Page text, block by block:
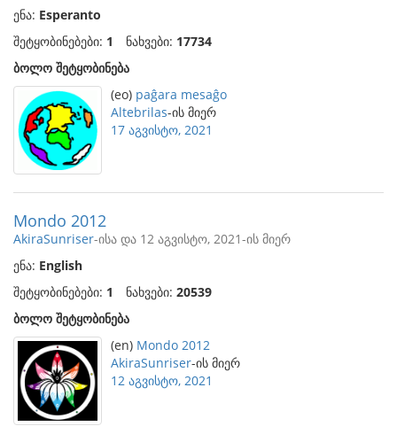
ენა: Esperanto
შეტყობინებები: 1 ნახვები: 17734
ბოლო შეტყობინება
(eo) paĝara mesaĝo
Altebrilas-ის მიერ
17 აგვისტო, 2021
Mondo 2012
AkiraSunriser-ისა და 12 აგვისტო, 2021-ის მიერ
ენა: English
შეტყობინებები: 1 ნახვები: 20539
ბოლო შეტყობინება
(en) Mondo 2012
AkiraSunriser-ის მიერ
12 აგვისტო, 2021